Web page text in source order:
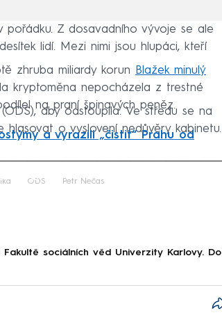
pořádku. Z dosavadního vývoje se ale
lidí. Mezi nimi jsou hlupáci, kteří
zhruba miliardy korun
Blažek minulý
kryptoměna nepocházela z trestné
na praní špinavých peněz.
aby odstoupila. Ve středu se na
hlasovat o vyslovení nedůvěry kabinetu.
a vyrazili „čistit“ Prahu od
fetch
ODS Petr Nečas
sociálních věd Univerzity Karlovy. Do